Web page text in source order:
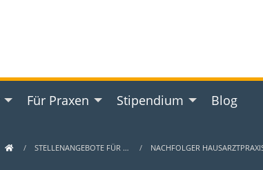
Für Praxen Stipendium Blog
STELLENANGEBOTE FÜR … NACHFOLGER